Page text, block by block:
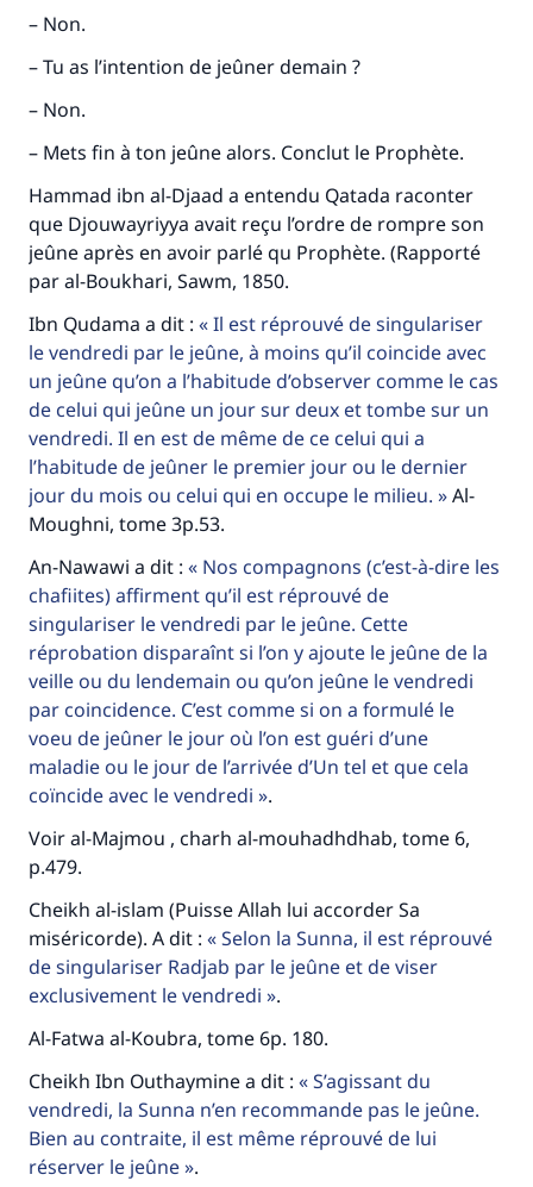
– Non.
– Tu as l’intention de jeûner demain ?
– Non.
– Mets fin à ton jeûne alors. Conclut le Prophète.
Hammad ibn al-Djaad a entendu Qatada raconter
que Djouwayriyya avait reçu l’ordre de rompre son
jeûne après en avoir parlé qu Prophète. (Rapporté
par al-Boukhari, Sawm, 1850.
Ibn Qudama a dit :
Il est réprouvé de singulariser
le vendredi par le jeûne, à moins qu’il coincide avec
un jeûne qu’on a l’habitude d’observer comme le cas
de celui qui jeûne un jour sur deux et tombe sur un
vendredi. Il en est de même de ce celui qui a
l’habitude de jeûner le premier jour ou le dernier
jour du mois ou celui qui en occupe le milieu.
Al-
Moughni, tome 3p.53.
An-Nawawi a dit :
Nos compagnons (c’est-à-dire les
chafiites) affirment qu’il est réprouvé de
singulariser le vendredi par le jeûne. Cette
réprobation disparaînt si l’on y ajoute le jeûne de la
veille ou du lendemain ou qu’on jeûne le vendredi
par coincidence. C’est comme si on a formulé le
voeu de jeûner le jour où l’on est guéri d’une
maladie ou le jour de l’arrivée d’Un tel et que cela
coïncide avec le vendredi
.
Voir al-Majmou , charh al-mouhadhdhab, tome 6,
p.479.
Cheikh al-islam (Puisse Allah lui accorder Sa
miséricorde). A dit :
Selon la Sunna, il est réprouvé
de singulariser Radjab par le jeûne et de viser
exclusivement le vendredi
.
Al-Fatwa al-Koubra, tome 6p. 180.
Cheikh Ibn Outhaymine a dit :
S’agissant du
vendredi, la Sunna n’en recommande pas le jeûne.
Bien au contraite, il est même réprouvé de lui
réserver le jeûne .
Faites une différence dans la vie de
millions de personnes grâce à votre
contribution
Le Messager d'Allah (Paix sur lui) a dit:
"Celui qui indique une bonne action obtient la
même récompense que celui qui le fait."
(MOUSLIM 1893)
Soutenez IslamQA